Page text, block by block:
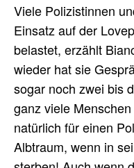
Viele Polizistinnen
Einsatz auf der
belastet, erzählt
wieder hat sie
sogar noch zwei bis
ganz viele
natürlich für einen
Albtraum, wenn in